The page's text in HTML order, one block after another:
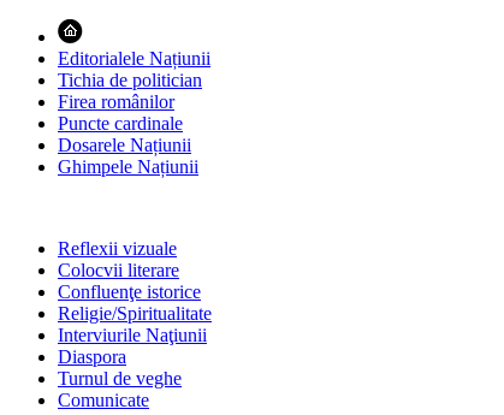
Editorialele Națiunii
Tichia de politician
Firea românilor
Puncte cardinale
Dosarele Națiunii
Ghimpele Națiunii
Reflexii vizuale
Colocvii literare
Confluenţe istorice
Religie/Spiritualitate
Interviurile Naţiunii
Diaspora
Turnul de veghe
Comunicate